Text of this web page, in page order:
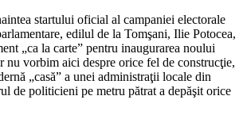
startului oficial al campaniei electorale
edilul de la Tomşani, Ilie Potocea,
„ca la carte” pentru inaugurarea noului
nu vorbim aici despre orice fel de construcţie,
„casă” a unei administraţii locale din
de politicieni pe metru pătrat a depăşit orice